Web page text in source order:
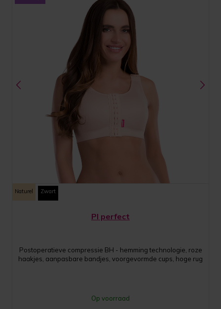
Naturel Zwart
PI perfect
Postoperatieve compressie BH - hemming technologie, roze
haakjes, aanpasbare bandjes, voorgevormde cups, hoge rug
Op voorraad